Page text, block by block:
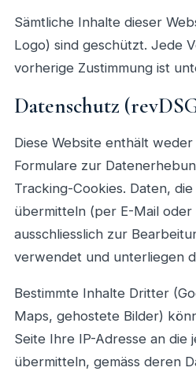
Sämtliche Inhalte dieser
Logo) sind geschützt. Jede
vorherige Zustimmung ist
Datenschutz
Diese Website enthält
Formulare zur
Tracking-Cookies. Daten,
übermitteln (per E-Mail
ausschliesslich zur
verwendet und unterliegen
Bestimmte Inhalte Dritter
Maps, gehostete Bilder)
Seite Ihre IP-Adresse an die
übermitteln, gemäss deren